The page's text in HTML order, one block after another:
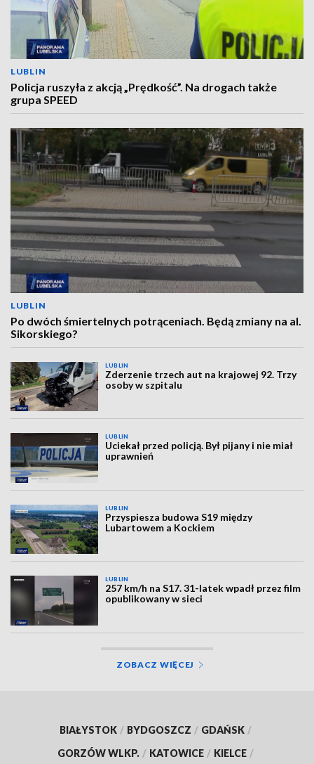
LUBLIN
Policja ruszyła z akcją „Prędkość”. Na drogach także
grupa SPEED
LUBLIN
Po dwóch śmiertelnych potrąceniach. Będą zmiany na al.
Sikorskiego?
LUBLIN
Zderzenie trzech aut na krajowej 92. Trzy
osoby w szpitalu
LUBLIN
Uciekał przed policją. Był pijany i nie miał
uprawnień
LUBLIN
Przyspiesza budowa S19 między
Lubartowem a Kockiem
LUBLIN
257 km/h na S17. 31-latek wpadł przez film
opublikowany w sieci
ZOBACZ WIĘCEJ
BIAŁYSTOK / BYDGOSZCZ / GDAŃSK /
GORZÓW WLKP. / KATOWICE / KIELCE /